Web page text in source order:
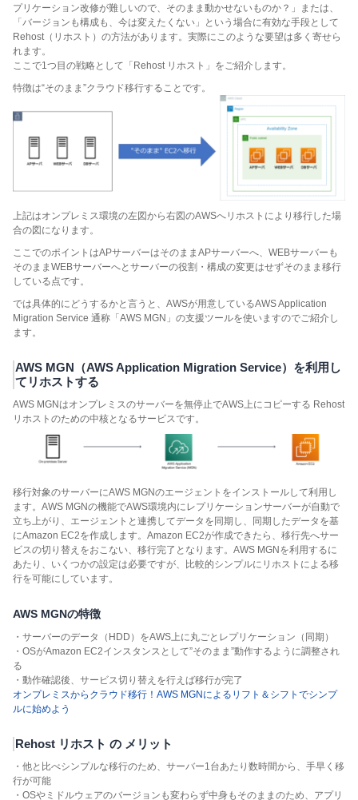
プリケーション改修が難しいので、そのまま動かせないものか？」または、
「バージョンも構成も、今は変えたくない」という場合に有効な手段として
Rehost（リホスト）の方法があります。実際にこのような要望は多く寄せら
れます。
ここで1つ目の戦略として「Rehost リホスト」をご紹介します。
特徴は“そのまま”クラウド移行することです。
上記はオンプレミス環境の左図から右図のAWSへリホストにより移行した場
合の図になります。
ここでのポイントはAPサーバーはそのままAPサーバーへ、WEBサーバーも
そのままWEBサーバーへとサーバーの役割・構成の変更はせずそのまま移行
している点です。
では具体的にどうするかと言うと、AWSが用意しているAWS Application
Migration Service 通称「AWS MGN」の支援ツールを使いますのでご紹介し
ます。
AWS MGN（AWS Application Migration Service）を利用し
てリホストする
AWS MGNはオンプレミスのサーバーを無停止でAWS上にコピーする Rehost
リホストのための中核となるサービスです。
移行対象のサーバーにAWS MGNのエージェントをインストールして利用し
ます。AWS MGNの機能でAWS環境内にレプリケーションサーバーが自動で
立ち上がり、エージェントと連携してデータを同期し、同期したデータを基
にAmazon EC2を作成します。Amazon EC2が作成できたら、移行先へサー
ビスの切り替えをおこない、移行完了となります。AWS MGNを利用するに
あたり、いくつかの設定は必要ですが、比較的シンプルにリホストによる移
行を可能にしています。
AWS MGNの特徴
・サーバーのデータ（HDD）をAWS上に丸ごとレプリケーション（同期）
・OSがAmazon EC2インスタンスとして”そのまま”動作するように調整され
る
・動作確認後、サービス切り替えを行えば移行が完了
オンプレミスからクラウド移行！AWS MGNによるリフト＆シフトでシンプ
ルに始めよう
Rehost リホスト の メリット
・他と比べシンプルな移行のため、サーバー1台あたり数時間から、手早く移
行が可能
・OSやミドルウェアのバージョンも変わらず中身もそのままのため、アプリ